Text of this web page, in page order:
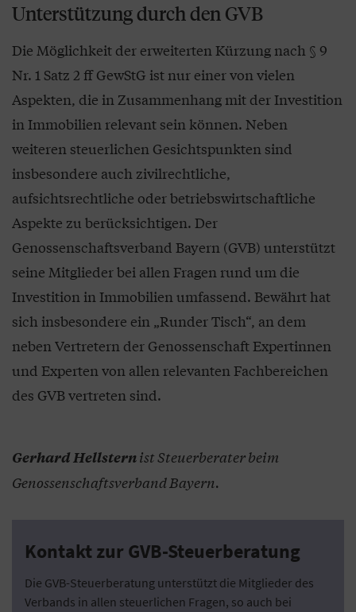
Unterstützung durch den GVB
Die Möglichkeit der erweiterten Kürzung nach § 9
Nr. 1 Satz 2 ff GewStG ist nur einer von vielen
Aspekten, die in Zusammenhang mit der Investition
in Immobilien relevant sein können. Neben
weiteren steuerlichen Gesichtspunkten sind
insbesondere auch zivilrechtliche,
aufsichtsrechtliche oder betriebswirtschaftliche
Aspekte zu berücksichtigen. Der
Genossenschaftsverband Bayern (GVB) unterstützt
seine Mitglieder bei allen Fragen rund um die
Investition in Immobilien umfassend. Bewährt hat
sich insbesondere ein „Runder Tisch“, an dem
neben Vertretern der Genossenschaft Expertinnen
und Experten von allen relevanten Fachbereichen
des GVB vertreten sind.
Gerhard Hellsternist Steuerberater beim
Genossenschaftsverband Bayern.
Kontakt zur GVB-Steuerberatung
Die GVB-Steuerberatung unterstützt die Mitglieder des
Verbands in allen steuerlichen Fragen, so auch bei